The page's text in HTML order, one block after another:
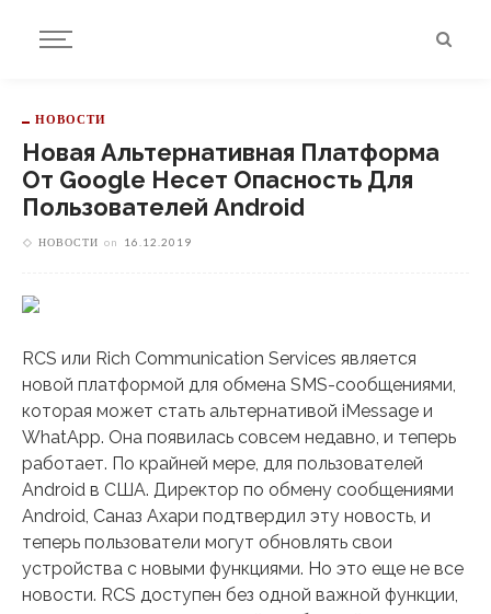
НОВОСТИ
Новая Альтернативная Платформа
От Google Несет Опасность Для
Пользователей Android
НОВОСТИ on 16.12.2019
RCS или Rich Communication Services является
новой платформой для обмена SMS-сообщениями,
которая может стать альтернативой iMessage и
WhatApp. Она появилась совсем недавно, и теперь
работает. По крайней мере, для пользователей
Android в США. Директор по обмену сообщениями
Android, Саназ Ахари подтвердил эту новость, и
теперь пользователи могут обновлять свои
устройства с новыми функциями. Но это еще не все
новости. RCS доступен без одной важной функции,